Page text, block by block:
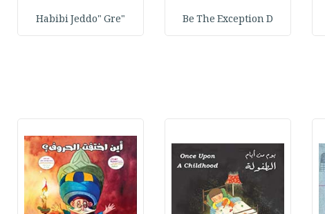
Be The Exception D
"Habibi Jeddo" Gre